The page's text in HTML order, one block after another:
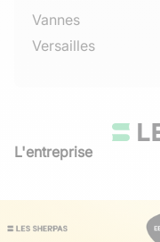
Vannes
Versailles
L'entreprise
Média Parents